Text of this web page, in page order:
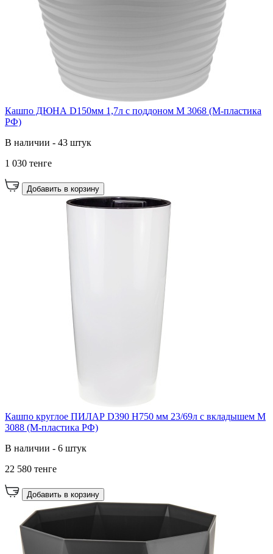
Кашпо ДЮНА D150мм 1,7л с поддоном М 3068 (М-пластика
РФ)
В наличии - 43 штук
1 030 тенге
Добавить в корзину
Кашпо круглое ПИЛАР D390 H750 мм 23/69л с вкладышем М
3088 (М-пластика РФ)
В наличии - 6 штук
22 580 тенге
Добавить в корзину